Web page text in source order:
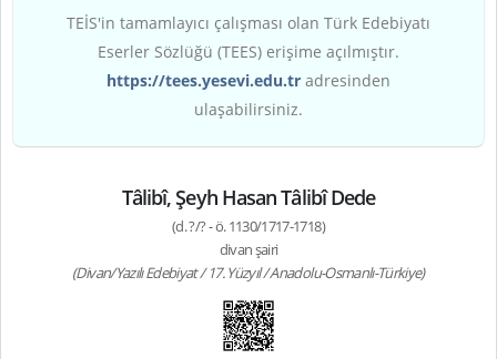
TEİS'in tamamlayıcı çalışması olan Türk Edebiyatı
Eserler Sözlüğü (TEES) erişime açılmıştır.
https://tees.yesevi.edu.tr adresinden
ulaşabilirsiniz.
Tâlibî, Şeyh Hasan Tâlibî Dede
(d. ?/? - ö. 1130/1717-1718)
divan şairi
(Divan/Yazılı Edebiyat / 17. Yüzyıl / Anadolu-Osmanlı-Türkiye)